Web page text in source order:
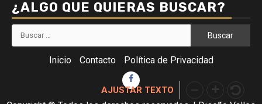
¿ALGO QUE QUIERAS BUSCAR?
Buscar:
Inicio Contacto Política de Privacidad
Facebook
AJUSTAR TEXTO